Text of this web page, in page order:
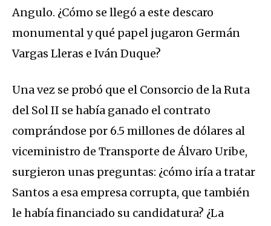
Angulo. ¿Cómo se llegó a este descaro
monumental y qué papel jugaron Germán
Vargas Lleras e Iván Duque?
Una vez se probó que el Consorcio de la Ruta
del Sol II se había ganado el contrato
comprándose por 6.5 millones de dólares al
viceministro de Transporte de Álvaro Uribe,
surgieron unas preguntas: ¿cómo iría a tratar
Santos a esa empresa corrupta, que también
le había financiado su candidatura? ¿La